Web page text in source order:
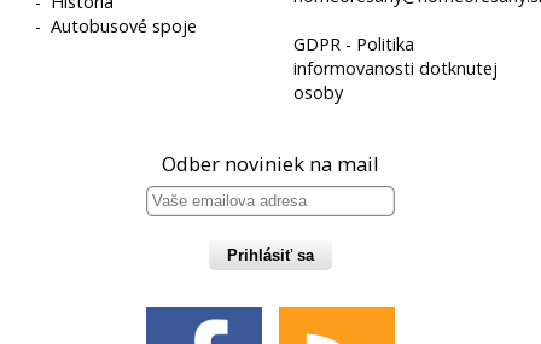
-Autobusové spoje
GDPR - Politika
informovanosti dotknutej
osoby
Odber noviniek na mail
Prihlásiť sa